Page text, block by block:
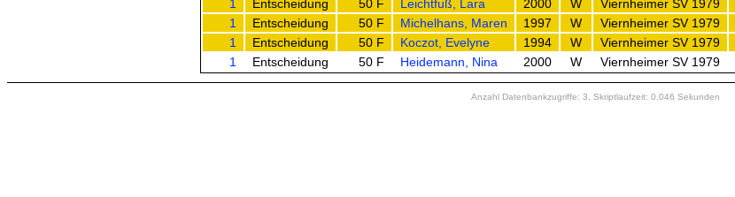
1
Entscheidung 50 F Leichtfuß, Lara 2000 W Viernheimer SV 1979
1
Entscheidung 50 F Michelhans, Maren 1997 W Viernheimer SV 1979
1
Entscheidung 50 F Koczot, Evelyne 1994 W Viernheimer SV 1979
1
Entscheidung 50 F Heidemann, Nina 2000 W Viernheimer SV 1979
Anzahl Datenbankzugriffe: 3, Skriptlaufzeit: 0.046 Sekunden